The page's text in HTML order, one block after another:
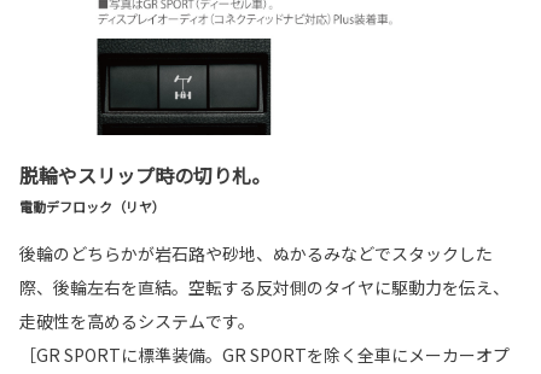
脱輪やスリップ時の切り札。
電動デフロック（リヤ）
後輪のどちらかが岩石路や砂地、ぬかるみなどでスタックした
際、後輪左右を直結。空転する反対側のタイヤに駆動力を伝え、
走破性を高めるシステムです。
［GR SPORTに標準装備。GR SPORTを除く全車にメーカーオプ